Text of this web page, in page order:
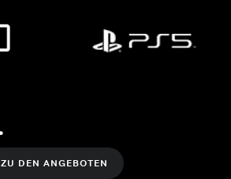
ZU DEN ANGEBOTEN